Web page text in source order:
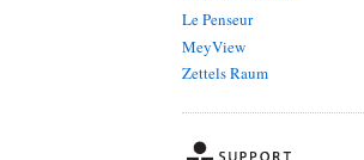
Le Penseur
MeyView
Zettels Raum